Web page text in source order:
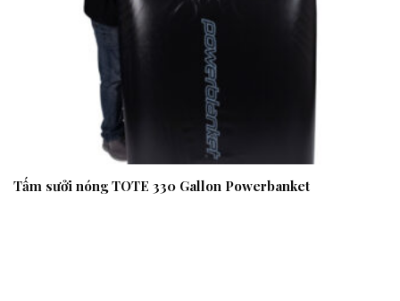
Tấm sưởi nóng TOTE 330 Gallon Powerbanket